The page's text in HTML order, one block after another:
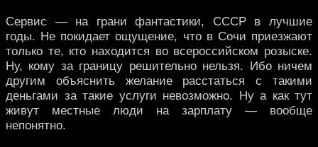
Сервис — на грани фантастики, СССР в лучшие
годы. Не покидает ощущение, что в Сочи приезжают
только те, кто находится во всероссийском розыске.
Ну, кому за границу решительно нельзя. Ибо ничем
другим объяснить желание расстаться с такими
деньгами за такие услуги невозможно. Ну а как тут
живут местные люди на зарплату — вообще
непонятно.